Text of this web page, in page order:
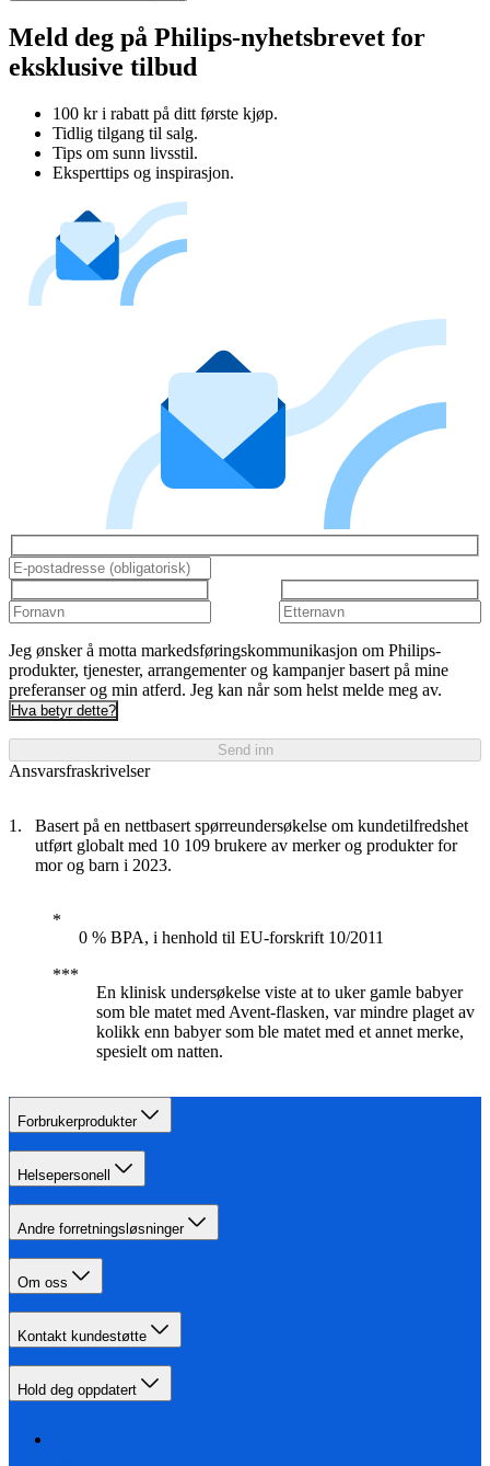
Meld deg på Philips-nyhetsbrevet for
eksklusive tilbud
100 kr i rabatt på ditt første kjøp.
Tidlig tilgang til salg.
Tips om sunn livsstil.
Eksperttips og inspirasjon.
Jeg ønsker å motta markedsføringskommunikasjon om Philips-
produkter, tjenester, arrangementer og kampanjer basert på mine
preferanser og min atferd. Jeg kan når som helst melde meg av.
Hva betyr dette?
Send inn
Ansvarsfraskrivelser
Basert på en nettbasert spørreundersøkelse om kundetilfredshet
utført globalt med 10 109 brukere av merker og produkter for
mor og barn i 2023.
0 % BPA, i henhold til EU-forskrift 10/2011
En klinisk undersøkelse viste at to uker gamle babyer
som ble matet med Avent-flasken, var mindre plaget av
kolikk enn babyer som ble matet med et annet merke,
spesielt om natten.
Forbrukerprodukter
Helsepersonell
Andre forretningsløsninger
Om oss
Kontakt kundestøtte
Hold deg oppdatert